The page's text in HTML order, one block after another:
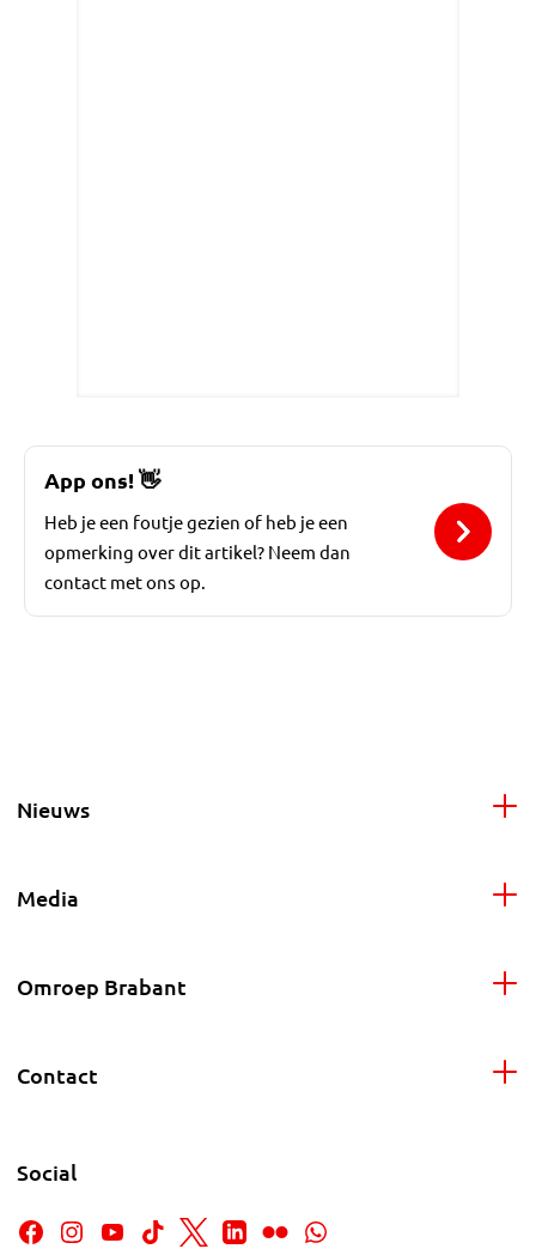
App ons!👋
Heb je een foutje gezien of heb je een
opmerking over dit artikel? Neem dan
contact met ons op.
Nieuws
Media
Omroep Brabant
Contact
Social